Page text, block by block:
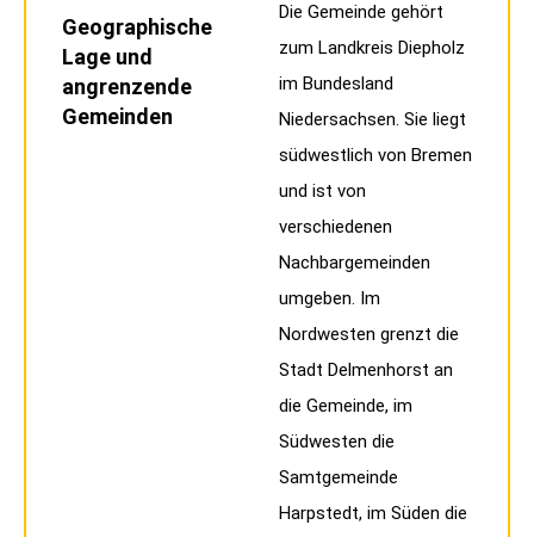
Geographische
Lage und
angrenzende
Gemeinden
Die Gemeinde gehört
zum Landkreis Diepholz
im Bundesland
Niedersachsen. Sie liegt
südwestlich von Bremen
und ist von
verschiedenen
Nachbargemeinden
umgeben. Im
Nordwesten grenzt die
Stadt Delmenhorst an
die Gemeinde, im
Südwesten die
Samtgemeinde
Harpstedt, im Süden die